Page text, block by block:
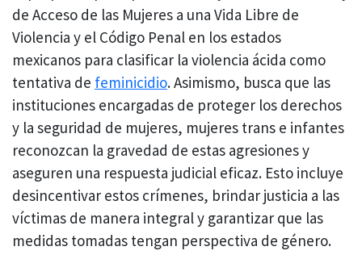
de Acceso de las Mujeres a una Vida Libre de
Violencia y el Código Penal en los estados
mexicanos para clasificar la violencia ácida como
tentativa de feminicidio. Asimismo, busca que las
instituciones encargadas de proteger los derechos
y la seguridad de mujeres, mujeres trans e infantes
reconozcan la gravedad de estas agresiones y
aseguren una respuesta judicial eficaz. Esto incluye
desincentivar estos crímenes, brindar justicia a las
víctimas de manera integral y garantizar que las
medidas tomadas tengan perspectiva de género.